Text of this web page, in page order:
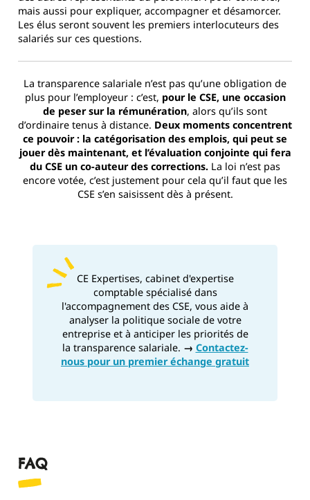
mais aussi pour expliquer, accompagner et désamorcer.
Les élus seront souvent les premiers interlocuteurs des
salariés sur ces questions.
La transparence salariale n’est pas qu’une obligation de
plus pour l’employeur : c’est, pour le CSE, une occasion
de peser sur la rémunération, alors qu’ils sont
d’ordinaire tenus à distance. Deux moments concentrent
ce pouvoir : la catégorisation des emplois, qui peut se
jouer dès maintenant, et l’évaluation conjointe qui fera
du CSE un co-auteur des corrections. La loi n’est pas
encore votée, c’est justement pour cela qu’il faut que les
CSE s’en saisissent dès à présent.
CE Expertises, cabinet d'expertise
comptable spécialisé dans
l'accompagnement des CSE, vous aide à
analyser la politique sociale de votre
entreprise et à anticiper les priorités de
la transparence salariale. → Contactez-
nous pour un premier échange gratuit
FAQ